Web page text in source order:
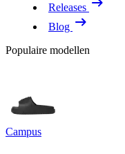
Releases
Blog
Populaire modellen
Campus